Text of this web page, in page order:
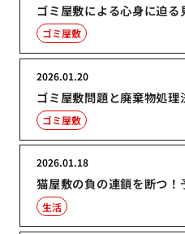
ゴミ屋敷による心身に迫る
ゴミ屋敷
ゴミ屋敷問題と廃棄物処理
2026.01.20
ゴミ屋敷
猫屋敷の負の連鎖を断つ
2026.01.18
生活